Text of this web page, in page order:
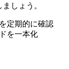
しょう。
定期的に確認
を一本化